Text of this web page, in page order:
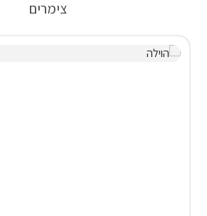
צימרים